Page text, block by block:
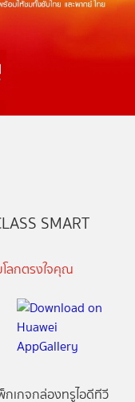
SMART
ลกตรงใจคุณ
กเกจกล่องทรูไอดีทีวี